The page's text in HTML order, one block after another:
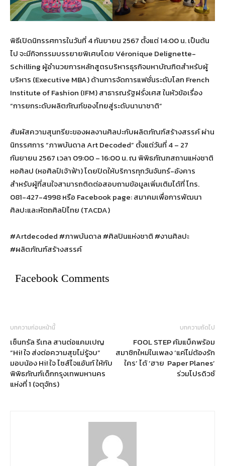
พิธีเปิดนิทรรศการในวันที่ 4 กันยายน 2567 ตั้งแต่ 14:00 น. เป็นต้น
ไป จะมีกิจกรรมบรรยายพิเศษโดย Véronique Delignette-
Schilling ผู้อำนวยการหลักสูตรบริหารธุรกิจมหาบัณฑิตสำหรับผู้
บริหาร (Executive MBA) ด้านการจัดการแฟชั่นระดับโลก French
Institute of Fashion (IFM) สาธารณรัฐฝรั่งเศส ในหัวข้อเรื่อง
“การยกระดับผลิตภัณฑ์ของไทยสู่ระดับนานาชาติ”
สัมผัสความสุนทรียะของผลงานศิลปะกับผลิตภัณฑ์สร้างสรรค์ ผ่าน
นิทรรศการ “ภาพบันดาล Art Decoded” ตั้งแต่วันที่ 4 – 27
กันยายน 2567 เวลา 09:00 – 16:00 น. ณ พิพิธภัณฑสถานแห่งชาติ
หอศิลป (หอศิลป์เจ้าฟ้า) โดยปิดให้บริการทุกวันจันทร์-อังคาร
สำหรับผู้ที่สนใจสามารถติดต่อสอบถามข้อมูลเพิ่มเติมได้ที่ โทร.
081-427-4998 หรือ Facebook page: สมาคมเพื่อการพัฒนา
ศิลปะและหัตถศิลป์ไทย (TACDA)
#Artdecoded #ภาพบันดาล #ศิลปินแห่งชาติ #งานศิลปะ
#ผลิตภัณฑ์สร้างสรรค์
Facebook Comments
บทความก่อนหน้านี้
เซ็นทรัล รีเทล สานต่อแคมเปญ
“Hi! ใจ ส่งต่อความสุขไม่รู้จบ”
มอบน้อง Hi! ใจ ไซส์ไจแอ้นท์ ให้กับ
พิพิธภัณฑ์เด็กกรุงเทพมหานคร
แห่งที่ 1 (จตุจักร)
บทความถัดไป
FOOL STEP คัมแบ็คพร้อม
สมาชิกใหม่ในเพลง ‘แค่ไม่ต้องรัก
ใคร’ ได้ ‘ฮาย Paper Planes’
ร่วมโปรดิวซ์